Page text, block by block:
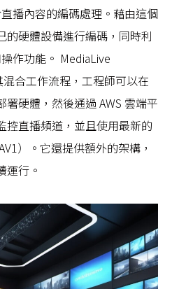
播內容的編碼處理。藉由這個
的硬體設備進行編碼，同時利
作功能。 MediaLive
合工作流程，工程師可以在
硬體，然後通過 AWS 雲端平
控直播頻道，並且使用最新的
）。它還提供額外的架構，
運行。